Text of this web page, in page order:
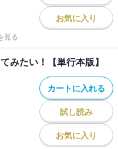
お気に入り
見る
みたい！【単行本版】
カートに入れる
試し読み
お気に入り